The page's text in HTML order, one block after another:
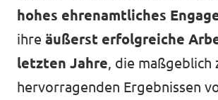
hohes ehrenamtliches
ihre äußerst erfolgreiche
letzten Jahre, die maßgeblich
hervorragenden Ergebnissen